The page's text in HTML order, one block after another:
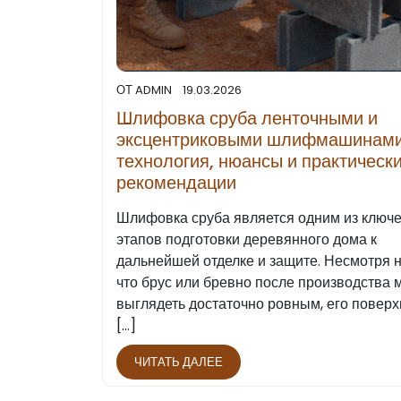
ОТADMIN 19.03.2026
Шлифовка сруба ленточными и
эксцентриковыми
технология, нюансы и
рекомендации
Шлифовка сруба является одним из
этапов подготовки деревянного дома к
дальнейшей отделке и защите. Несмотря
что брус или бревно после производства
выглядеть достаточно ровным, его
[...]
ЧИТАТЬ ДАЛЕЕ